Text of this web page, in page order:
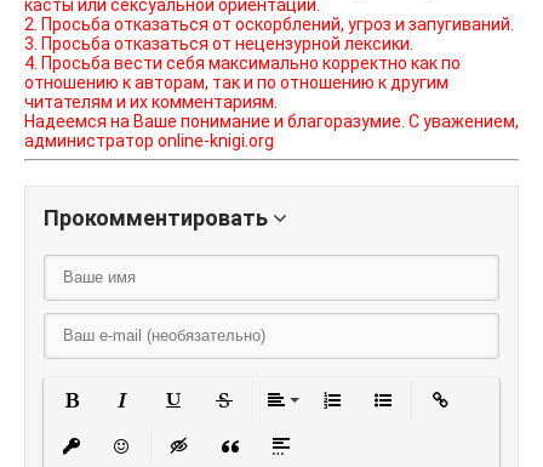
касты или сексуальной ориентации.
2. Просьба отказаться от оскорблений, угроз и запугиваний.
3. Просьба отказаться от нецензурной лексики.
4. Просьба вести себя максимально корректно как по
отношению к авторам, так и по отношению к другим
читателям и их комментариям.
Надеемся на Ваше понимание и благоразумие. С уважением,
администратор online-knigi.org
Прокомментировать